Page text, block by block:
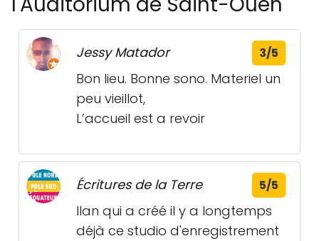
Jessy Matador 3/5
Bon lieu. Bonne sono. Materiel un
peu vieillot,
L’accueil est a revoir
Écritures de la Terre 5/5
Ilan qui a créé il y a longtemps
déjà ce studio d'enregistrement